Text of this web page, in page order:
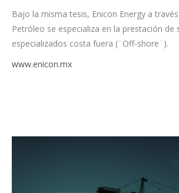
Bajo la misma tesis, Enicon Energy a
Petróleo se especializa en la prestación de
especializados costa fuera (¨Off-shore¨).
www.enicon.mx